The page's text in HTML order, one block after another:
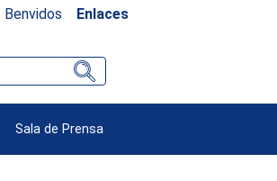
Benvidos Enlaces
Sala de Prensa